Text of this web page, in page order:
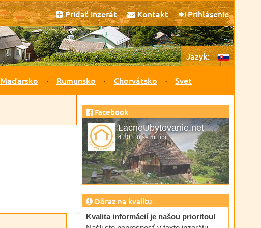
Pridať inzerát Kontakt Prihlásenie
Jazyk:
Maďarsko Rumunsko Chorvátsko Svet
Facebook
LacneUbytovanie.net
4 301 to se mi líbí
Dôraz na kvalitu
Kvalita informácií je našou prioritou!